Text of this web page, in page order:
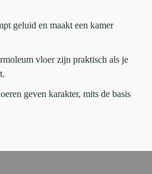
geluid en maakt een kamer
vloer zijn praktisch als je
geven karakter, mits de basis